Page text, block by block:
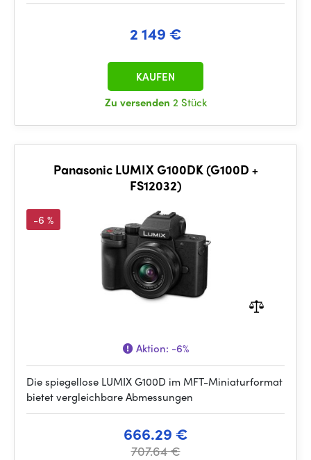
2 149 €
Zu versenden 2 Stück
KAUFEN
Panasonic LUMIX G100DK (G100D +
FS12032)
-6 %
Aktion: -6%
Die spiegellose LUMIX G100D im MFT-Miniaturformat
bietet vergleichbare Abmessungen
666.29 €
707.64 €